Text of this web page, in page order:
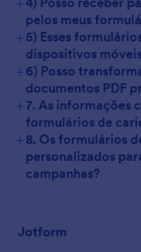
pelos meus
+5) Esses
dispositivos
+6) Posso
documentos PDF
+7. As informações
formulários de
+8. Os formulários
personalizados
campanhas?
Jotform